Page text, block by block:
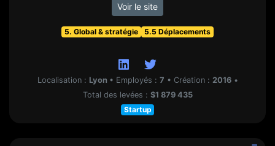
Voir le site
5. Global & stratégie 5.5 Déplacements
Localisation : Lyon • Employés : 7 • Création : 2016 •
Total des levées : $1 879 435
Startup